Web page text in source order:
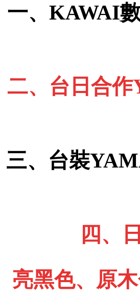
一、KAWAI
二、台日合
三、台裝
四、
亮黑色、原